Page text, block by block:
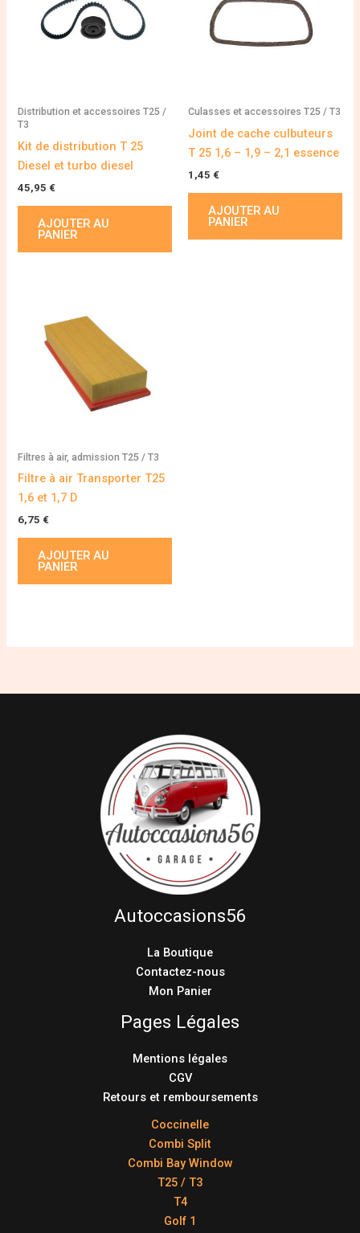
Distribution et accessoires T25 /
T3
Kit de distribution T 25
Diesel et turbo diesel
45,95 €
AJOUTER AU
PANIER
Culasses et accessoires T25 / T3
Joint de cache culbuteurs
T 25 1,6 – 1,9 – 2,1 essence
1,45 €
AJOUTER AU
PANIER
Filtres à air, admission T25 / T3
Filtre à air Transporter T25
1,6 et 1,7 D
6,75 €
AJOUTER AU
PANIER
Autoccasions56
La Boutique
Contactez-nous
Mon Panier
Pages Légales
Mentions légales
CGV
Retours et remboursements
Coccinelle
Combi Split
Combi Bay Window
T25 / T3
T4
Golf 1